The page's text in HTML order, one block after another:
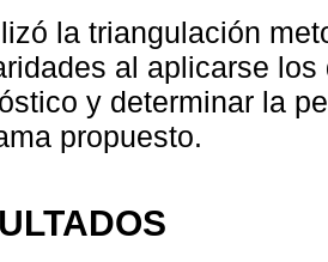
la triangulación
al aplicarse
y determinar la
propuesto.